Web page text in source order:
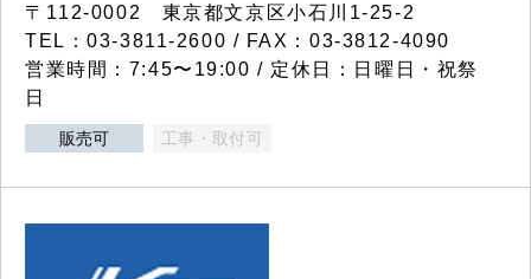
〒112-0002 東京都文京区小石川1-25-2
TEL：03-3811-2600 / FAX：03-3812-4090
営業時間：7:45〜19:00 / 定休日：日曜日・祝祭
日
販売可 工事・取付可